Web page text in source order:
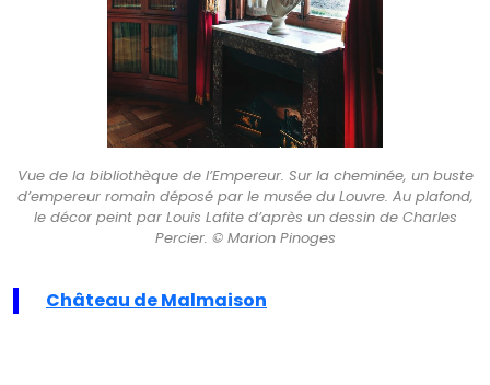
Vue de la bibliothèque de l’Empereur. Sur la cheminée, un buste
d’empereur romain déposé par le musée du Louvre. Au plafond,
le décor peint par Louis Lafite d’après un dessin de Charles
Percier. © Marion Pinoges
Château de Malmaison